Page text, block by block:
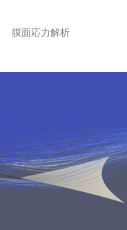
膜面応力解析